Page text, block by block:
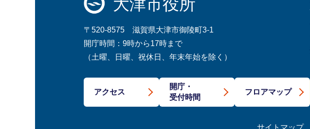
大津市役所
〒520-8575 滋賀県大津市御陵町3-1
開庁時間：9時から17時まで
（土曜、日曜、祝休日、年末年始を除く）
アクセス
開庁・
受付時間
フロアマップ